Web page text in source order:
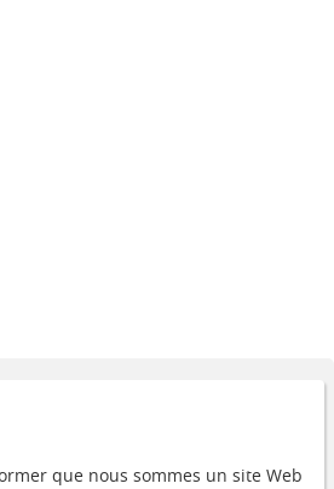
que nous sommes un site Web